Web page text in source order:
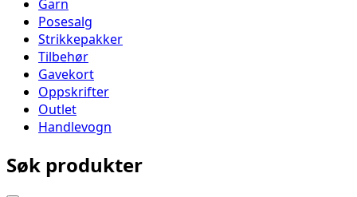
Garn
Posesalg
Strikkepakker
Tilbehør
Gavekort
Oppskrifter
Outlet
Handlevogn
Søk produkter